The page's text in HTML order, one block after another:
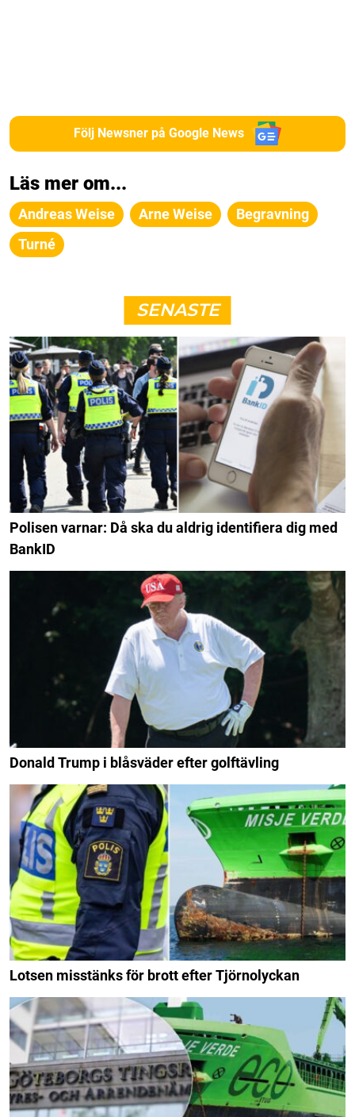
Följ Newsner på Google News
Läs mer om...
Andreas Weise Arne Weise
Begravning
Turné
SENASTE
Polisen varnar: Då ska du aldrig identifiera dig med
BankID
Donald Trump i blåsväder efter golftävling
Lotsen misstänks för brott efter Tjörnolyckan